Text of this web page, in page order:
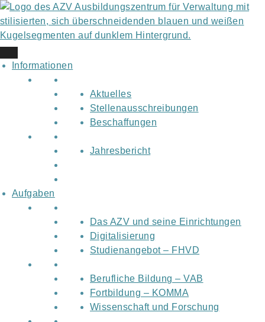
Skip
to
content
Informationen
Aktuelles
Stellenausschreibungen
Beschaffungen
Jahresbericht
Aufgaben
Das AZV und seine Einrichtungen
Digitalisierung
Studienangebot – FHVD
Berufliche Bildung – VAB
Fortbildung – KOMMA
Wissenschaft und Forschung